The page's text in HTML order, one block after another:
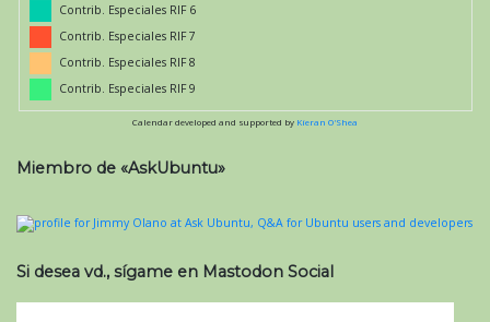
Contrib. Especiales RIF 6
Contrib. Especiales RIF 7
Contrib. Especiales RIF 8
Contrib. Especiales RIF 9
Calendar developed and supported by Kieran O'Shea
Miembro de «AskUbuntu»
Si desea vd., sígame en Mastodon Social